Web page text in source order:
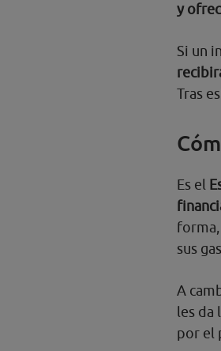
y
Si un
Tras
Es el
sus
A
les da
por el